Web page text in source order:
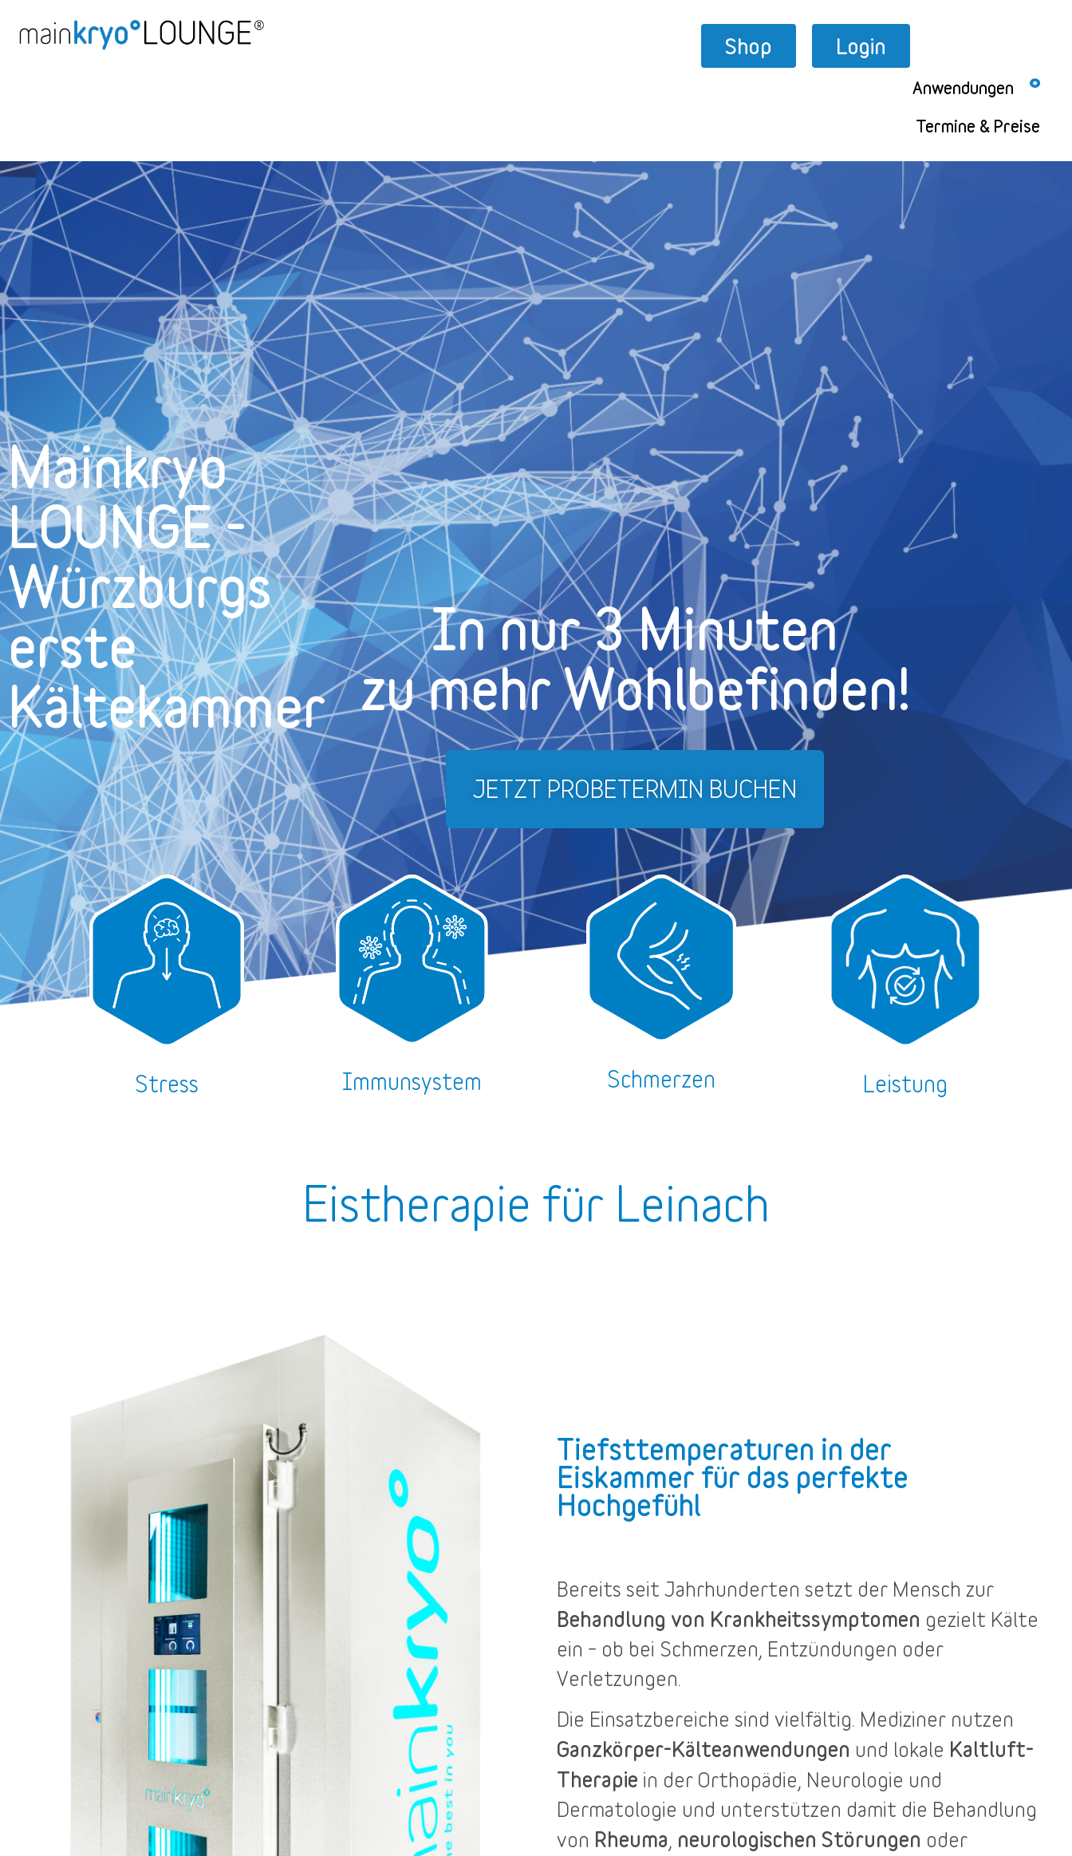
Shop Login
Anwendungen
Termine & Preise
Mainkryo
LOUNGE -
Würzburgs
erste
Kältekammer
In nur 3 Minuten
zu mehr Wohl­befinden!
JETZT PROBETERMIN BUCHEN
Stress Immunsystem Schmerzen Leistung
Eistherapie für Leinach
Tiefsttemperaturen in der
Eiskammer für das perfekte
Hochgefühl
Bereits seit Jahrhunderten setzt der Mensch zur
Behandlung von Krankheitssymptomen gezielt Kälte
ein – ob bei Schmerzen, Entzündungen oder
Verletzungen.
Die Einsatzbereiche sind vielfältig. Mediziner nutzen
Ganzkörper-Kälteanwendungen und lokale Kaltluft-
Therapie in der Orthopädie, Neurologie und
Dermatologie und unterstützen damit die Behandlung
von Rheuma, neurologischen Störungen oder